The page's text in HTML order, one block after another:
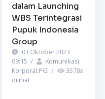
dalam Launching
WBS Terintegrasi
Pupuk Indonesia
Group
03 Oktober 2023
09:15 /
Komunikasi
Korporat PG / 3578x
dilihat